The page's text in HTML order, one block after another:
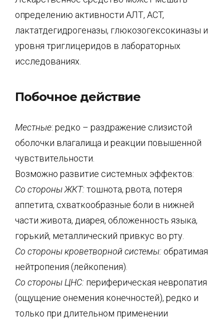
определению активности АЛТ, ACT,
лактатдегидрогеназы, глюкозогексокиназы и
уровня триглицеридов в лабораторных
исследованиях.
Побочное действие
Местные: редко – раздражение слизистой
оболочки влагалища и реакции повышенной
чувствительности.
Возможно развитие системных эффектов:
Со стороны ЖКТ: тошнота, рвота, потеря
аппетита, схваткообразные боли в нижней
части живота, диарея, обложенность языка,
горький, металлический привкус во рту.
Со стороны кроветворной системы: обратимая
нейтропения (лейкопения).
Со стороны ЦНС: периферическая невропатия
(ощущение онемения конечностей), редко и
только при длительном применении